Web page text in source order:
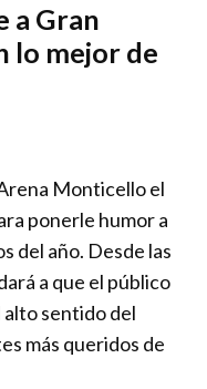
a Gran
lo mejor de
Monticello el
ponerle humor a
del año. Desde las
a que el público
sentido del
más queridos de